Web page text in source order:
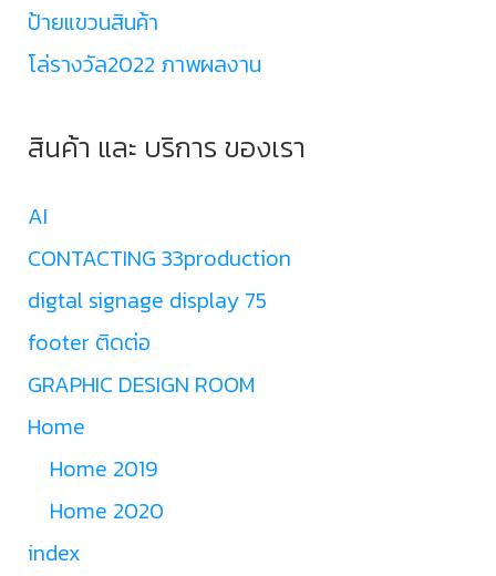
ป้ายแขวนสินค้า
โล่รางวัล2022 ภาพผลงาน
สินค้า และ บริการ ของเรา
AI
CONTACTING 33production
digtal signage display 75
footer ติดต่อ
GRAPHIC DESIGN ROOM
Home
Home 2019
Home 2020
index